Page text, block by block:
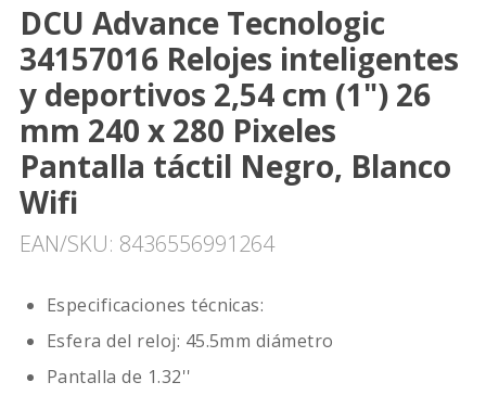
DCU Advance Tecnologic
34157016 Relojes inteligentes
y deportivos 2,54 cm (1") 26
mm 240 x 280 Pixeles
Pantalla táctil Negro, Blanco
Wifi
EAN/SKU: 8436556991264
Especificaciones técnicas:
Esfera del reloj: 45.5mm diámetro
Pantalla de 1.32''